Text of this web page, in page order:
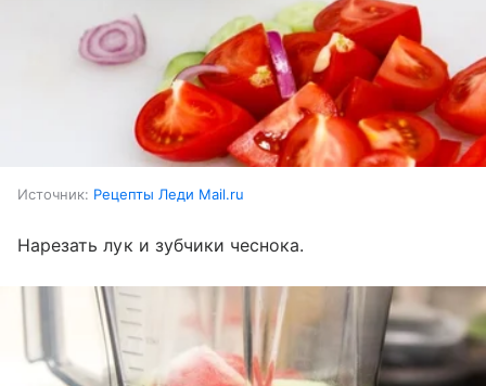
Источник: Рецепты Леди Mail.ru
Нарезать лук и зубчики чеснока.